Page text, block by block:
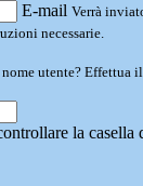
E-mail Verrà
necessarie.
utente? Effettua
la casella